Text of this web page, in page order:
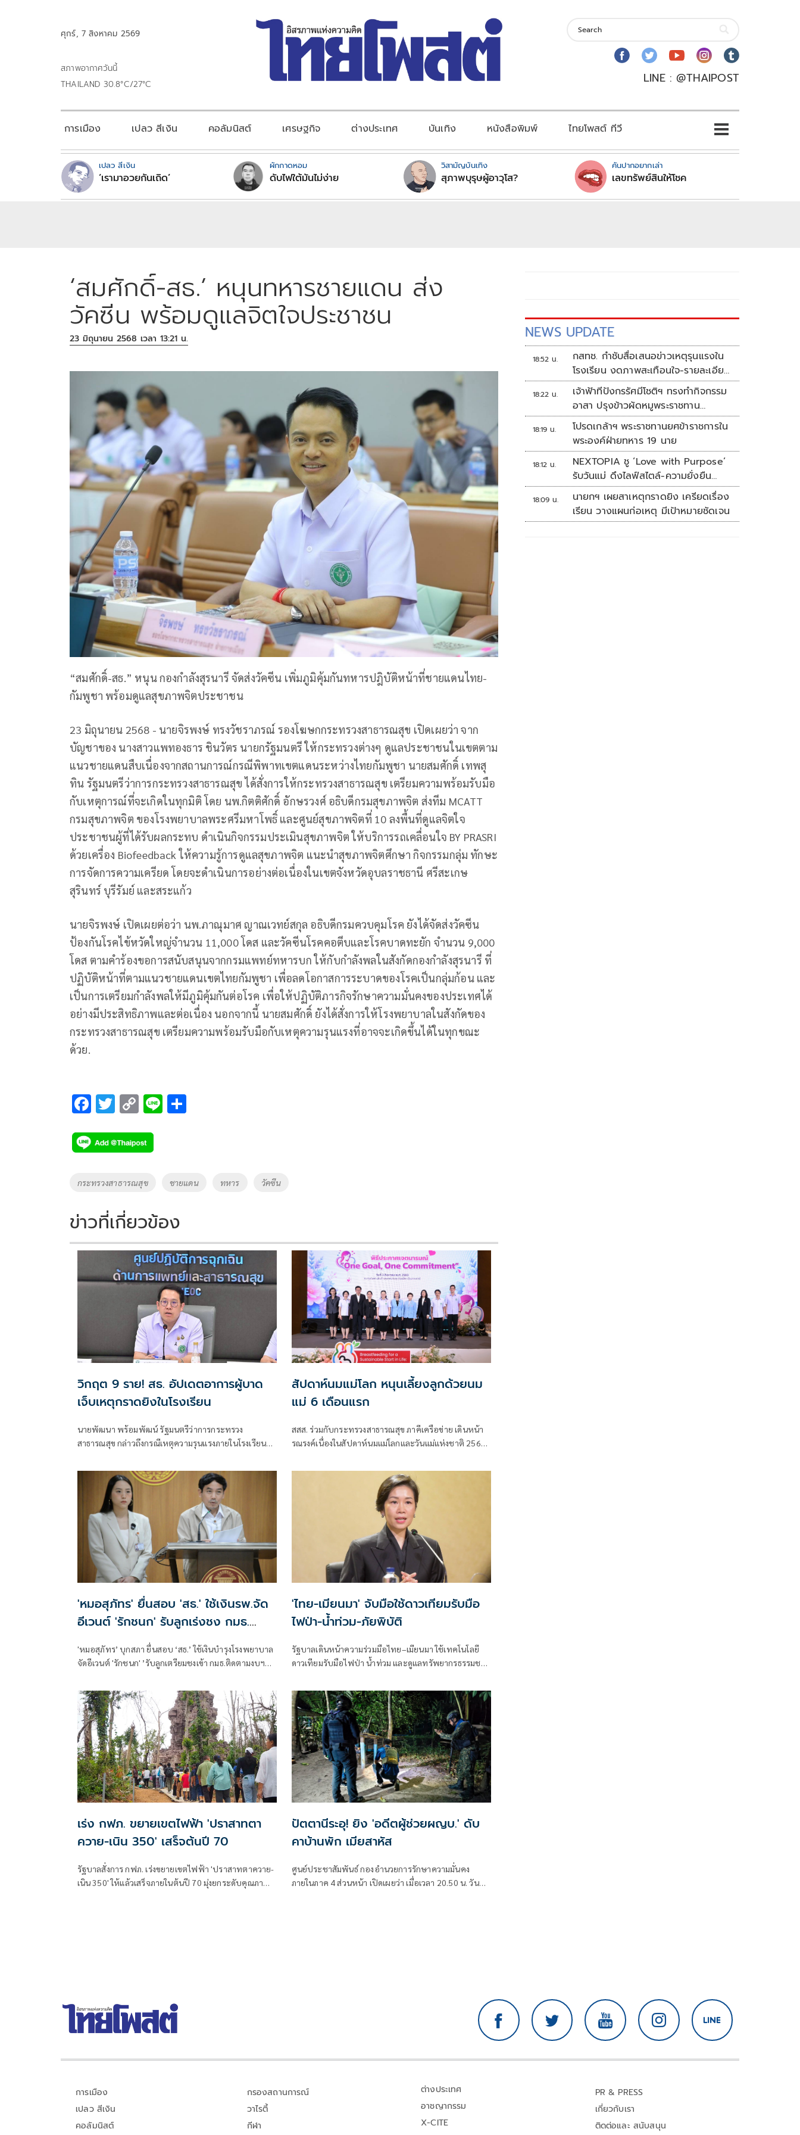
ศุกร์, 7 สิงหาคม 2569
สภาพอากาศวันนี้
THAILAND 30.8°C/27°C
LINE : @THAIPOST
การเมือง เปลว สีเงิน คอลัมนิสต์ เศรษฐกิจ ต่างประเทศ บันเทิง หนังสือพิมพ์ ไทยโพสต์ ทีวี
เปลว สีเงิน
‘เรามาอวยกันเถิด’
ผักกาดหอม
ดับไฟใต้มันไม่ง่าย
วิสามัญบันเทิง
สุภาพบุรุษผู้อาวุโส?
คันปากอยากเล่า
เลขทรัพย์สินให้โชค
‘สมศักดิ์-สธ.’ หนุนทหารชายแดน ส่ง
วัคซีน พร้อมดูแลจิตใจประชาชน
23 มิถุนายน 2568 เวลา 13:21 น.
“สมศักดิ์-สธ.” หนุน กองกำลังสุรนารี จัดส่งวัคซีน เพิ่มภูมิคุ้มกันทหารปฎิบัติหน้าที่ชายแดนไทย-
กัมพูชา พร้อมดูแลสุขภาพจิตประชาชน
23 มิถุนายน 2568 - นายจิรพงษ์ ทรงวัชราภรณ์ รองโฆษกกระทรวงสาธารณสุข เปิดเผยว่า จาก
บัญชาของ นางสาวแพทองธาร ชินวัตร นายกรัฐมนตรี ให้กระทรวงต่างๆ ดูแลประชาชนในเขตตาม
แนวชายแดนสืบเนื่องจากสถานการณ์กรณีพิพาทเขตแดนระหว่างไทยกัมพูชา นายสมศักดิ์ เทพสุ
ทิน รัฐมนตรีว่าการกระทรวงสาธารณสุข ได้สั่งการให้กระทรวงสาธารณสุข เตรียมความพร้อมรับมือ
กับเหตุการณ์ที่จะเกิดในทุกมิติ โดย นพ.กิตติศักดิ์ อักษรวงศ์ อธิบดีกรมสุขภาพจิต ส่งทีม MCATT
กรมสุขภาพจิต ของโรงพยาบาลพระศรีมหาโพธิ์ และศูนย์สุขภาพจิตที่ 10 ลงพื้นที่ดูแลจิตใจ
ประชาชนผู้ที่ได้รับผลกระทบ ดำเนินกิจกรรมประเมินสุขภาพจิต ให้บริการรถเคลื่อนใจ BY PRASRI
ด้วยเครื่อง Biofeedback ให้ความรู้การดูแลสุขภาพจิต แนะนำสุขภาพจิตศึกษา กิจกรรมกลุ่ม ทักษะ
การจัดการความเครียด โดยจะดำเนินการอย่างต่อเนื่องในเขตจังหวัดอุบลราชธานี ศรีสะเกษ
สุรินทร์ บุรีรัมย์ และสระแก้ว
นายจิรพงษ์ เปิดเผยต่อว่า นพ.ภาณุมาศ ญาณเวทย์สกุล อธิบดีกรมควบคุมโรค ยังได้จัดส่งวัคซีน
ป้องกันโรคไข้หวัดใหญ่จำนวน 11,000 โดส และวัคซีนโรคคอตีบและโรคบาดทะยัก จำนวน 9,000
โดส ตามคำร้องขอการสนับสนุนจากกรมแพทย์ทหารบก ให้กับกำลังพลในสังกัดกองกำลังสุรนารี ที่
ปฏิบัติหน้าที่ตามแนวชายแดนเขตไทยกัมพูชา เพื่อลดโอกาสการระบาดของโรคเป็นกลุ่มก้อน และ
เป็นการเตรียมกำลังพลให้มีภูมิคุ้มกันต่อโรค เพื่อให้ปฏิบัติภารกิจรักษาความมั่นคงของประเทศได้
อย่างมีประสิทธิภาพและต่อเนื่อง นอกจากนี้ นายสมศักดิ์ ยังได้สั่งการให้โรงพยาบาลในสังกัดของ
กระทรวงสาธารณสุข เตรียมความพร้อมรับมือกับเหตุความรุนแรงที่อาจจะเกิดขึ้นได้ในทุกขณะ
ด้วย.
F
e
b
o
k
T
tt
er
C
p
y
Li
k
Li
Tags
กระทรวงสาธารณสุข ชายแดน ทหาร วัคซีน
ข่าวที่เกี่ยวข้อง
วิกฤต 9 ราย! สธ. อัปเดตอาการผู้บาด
เจ็บเหตุกราดยิงในโรงเรียน
นายพัฒนา พร้อมพัฒน์ รัฐมนตรีว่าการกระทรวง
สาธารณสุข กล่าวถึงกรณีเหตุความรุนแรงภายในโรงเรียน
ลงพื้นที่เพื่อติดตามสถานการณ์ และได้มอบหมายให้โรง
พยาบาลในสังกัดกระทรวงสาธารณสุขพื้นที่โดยรอบให้การ
ดูแลผู้บาดเจ็บอย่างดีที่สุด โดยเน้นย้ำให้ติดตามอาการผู้
ป่วยอาการหนักอย่างใกล้ชิด
สัปดาห์นมแม่โลก หนุนเลี้ยงลูกด้วยนม
แม่ 6 เดือนแรก
สสส. ร่วมกับกระทรวงสาธารณสุข ภาคีเครือข่าย เดินหน้า
รณรงค์เนื่องในสัปดาห์นมแม่โลกและวันแม่แห่งชาติ 2569
6 เดือนแรกเพื่อสร้างรากฐานเด็กไทย
'หมอสุภัทร' ยื่นสอบ 'สธ.' ใช้เงินรพ.จัด
อีเวนต์ 'รักชนก' รับลูกเร่งชง กมธ.
'หมอสุภัทร’ บุกสภา ยื่นสอบ ‘สธ.’ ใช้เงินบำรุงโรงพยาบาล
จัดอีเวนต์ 'รักชนก' ’รับลูกเตรียมชงเข้า กมธ.ติดตามงบฯ
'ไทย-เมียนมา' จับมือใช้ดาวเทียมรับมือ
ไฟป่า-น้ำท่วม-ภัยพิบัติ
รัฐบาลเดินหน้าความร่วมมือไทย–เมียนมา ใช้เทคโนโลยี
ดาวเทียมรับมือไฟป่า น้ำท่วม และดูแลทรัพยากรธรรมชาติ
กัน
เร่ง กฟภ. ขยายเขตไฟฟ้า 'ปราสาทตา
ควาย-เนิน 350' เสร็จต้นปี 70
รัฐบาลสั่งการ กฟภ. เร่งขยายเขตไฟฟ้า 'ปราสาทตาควาย-
เนิน 350' ให้แล้วเสร็จภายในต้นปี 70 มุ่งยกระดับคุณภาพ
ปัตตานีระอุ! ยิง 'อดีตผู้ช่วยผญบ.' ดับ
คาบ้านพัก เมียสาหัส
ศูนย์ประชาสัมพันธ์ กองอำนวยการรักษาความมั่นคง
ภายในภาค 4 ส่วนหน้า เปิดเผยว่า เมื่อเวลา 20.50 น. วันที่
NEWS UPDATE
18:52 น.
กสทช. กำชับสื่อเสนอข่าวเหตุรุนแรงใน
โรงเรียน งดภาพสะเทือนใจ-รายละเอียด
เสี่ยงเลียนแบบ
18:22 น.
เจ้าฟ้าทีปังกรรัศมีโชติฯ ทรงทำกิจกรรม
อาสา ปรุงข้าวผัดหมูพระราชทาน
ประชาชน
18:19 น.
โปรดเกล้าฯ พระราชทานยศข้าราชการใน
พระองค์ฝ่ายทหาร 19 นาย
18:12 น.
NEXTOPIA ชู ‘Love with Purpose’
รับวันแม่ ดึงไลฟ์สไตล์-ความยั่งยืน
สร้างประสบการณ์ช้อปปิงมีความหมาย
18:09 น.
นายกฯ เผยสาเหตุกราดยิง เครียดเรื่อง
เรียน วางแผนก่อเหตุ มีเป้าหมายชัดเจน
การเมือง
เปลว สีเงิน
คอลัมนิสต์
กรองสถานการณ์
วาไรตี้
กีฬา
ต่างประเทศ
อาชญากรรม
X-CITE
PR & PRESS
เกี่ยวกับเรา
ติดต่อและ สนับสนุน